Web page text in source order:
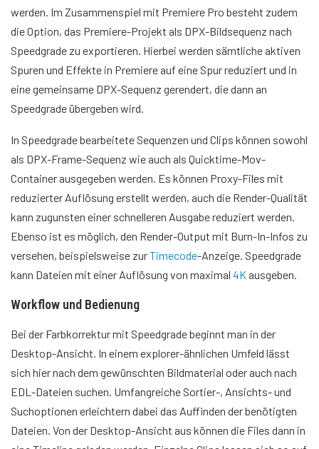
werden. Im Zusammenspiel mit Premiere Pro besteht zudem
die Option, das Premiere-Projekt als DPX-Bildsequenz nach
Speedgrade zu exportieren. Hierbei werden sämtliche aktiven
Spuren und Effekte in Premiere auf eine Spur reduziert und in
eine gemeinsame DPX-Sequenz gerendert, die dann an
Speedgrade übergeben wird.
In Speedgrade bearbeitete Sequenzen und Clips können sowohl
als DPX-Frame-Sequenz wie auch als Quicktime-Mov-
Container ausgegeben werden. Es können Proxy-Files mit
reduzierter Auflösung erstellt werden, auch die Render-Qualität
kann zugunsten einer schnelleren Ausgabe reduziert werden.
Ebenso ist es möglich, den Render-Output mit Burn-In-Infos zu
versehen, beispielsweise zurTimecode-Anzeige. Speedgrade
kann Dateien mit einer Auflösung von maximal 4K ausgeben.
Workflow und Bedienung
Bei der Farbkorrektur mit Speedgrade beginnt man in der
Desktop-Ansicht. In einem explorer-ähnlichen Umfeld lässt
sich hier nach dem gewünschten Bildmaterial oder auch nach
EDL-Dateien suchen. Umfangreiche Sortier-, Ansichts- und
Suchoptionen erleichtern dabei das Auffinden der benötigten
Dateien. Von der Desktop-Ansicht aus können die Files dann in